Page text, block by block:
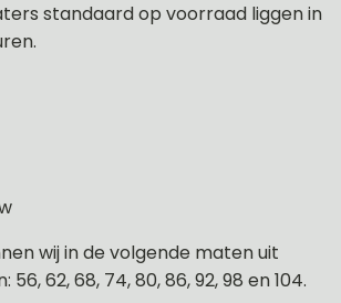
standaard op voorraad liggen in
wij in de volgende maten uit
62, 68, 74, 80, 86, 92, 98 en 104.